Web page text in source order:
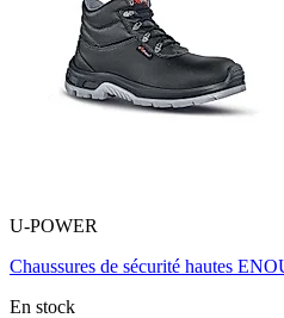
U-POWER
Chaussures de sécurité hautes
En stock